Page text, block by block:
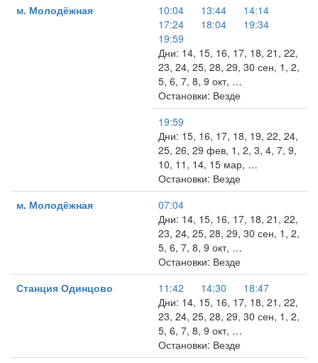
м. Молодёжная
10:04 13:44
14:14
17:24
18:04
19:34
19:59
Дни: 14, 15, 16, 17, 18, 21, 22,
23, 24, 25, 28, 29, 30 сен, 1, 2,
5, 6, 7, 8, 9 окт, …
Остановки: Везде
19:59
Дни: 15, 16, 17, 18, 19, 22, 24,
25, 26, 29 фев, 1, 2, 3, 4, 7, 9,
10, 11, 14, 15 мар, …
Остановки: Везде
м. Молодёжная
07:04
Дни: 14, 15, 16, 17, 18, 21, 22,
23, 24, 25, 28, 29, 30 сен, 1, 2,
5, 6, 7, 8, 9 окт, …
Остановки: Везде
Станция Одинцово
11:42 14:30
18:47
Дни: 14, 15, 16, 17, 18, 21, 22,
23, 24, 25, 28, 29, 30 сен, 1, 2,
5, 6, 7, 8, 9 окт, …
Остановки: Везде